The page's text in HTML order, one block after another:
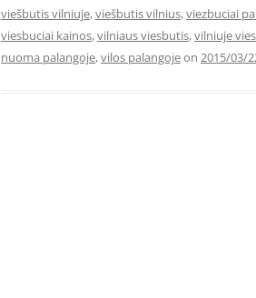
viešbutis vilniuje,viešbutis vilnius,viezbuciai
viesbuciai kainos,vilniaus viesbutis,vilniuje
nuoma palangoje,vilos palangojeon 2015/03/